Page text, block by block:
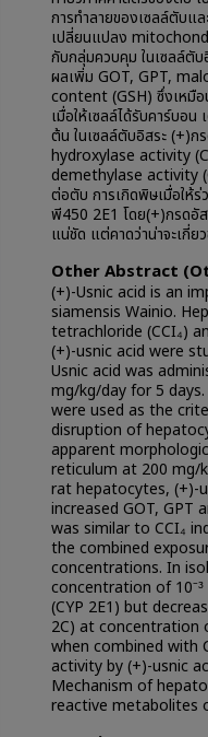
การทำลายของเซลล์ตับแ
เปลี่ยนแปลง
กับกลุ่มควบคุม ในเซลล์ตับ
ผลเพิ่ม GOT, GPT,
content (GSH) ซึ่งเหมื
เมื่อให้เซลล์ได้รับคาร์บอ
ต้น ในเซลล์ตับอิสระ (+)ก
hydroxylase activity
demethylase activity
ต่อตับ การเกิดพิษเมื่อให้ร่
พี450 2E1 โดย(+)กรดอั
แน่ชัด แต่คาดว่าน่าจะเ
Other Abstract
(+)-Usnic acid is an
siamensis Wainio.
tetrachloride (CCI₄)
(+)-usnic acid were
Usnic acid was
mg/kg/day for 5
were used as the
disruption of
apparent
reticulum at 200 mg/
rat hepatocytes, (+)-
increased GOT, GPT
was similar to CCI₄
the combined
concentrations. In
concentration of
(CYP 2E1) but
2C) at concentration
when combined with
activity by (+)-usnic
Mechanism of
reactive metabolites